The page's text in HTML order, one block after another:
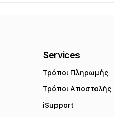
Services
Τρόποι Πληρωμής
Τρόποι Αποστολής
iSupport